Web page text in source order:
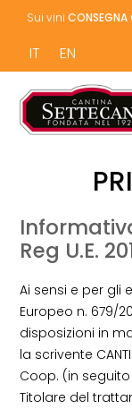
Sui viniCONSEGNA
IT EN
Reg U.E.
Ai sensi e per gli
Europeo n. 679/
disposizioni in
la scrivente
Coop. (in
Titolare del